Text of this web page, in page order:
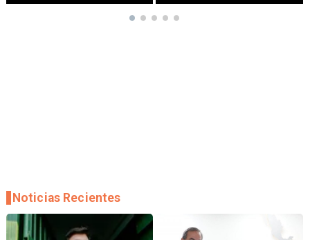
Noticias Recientes